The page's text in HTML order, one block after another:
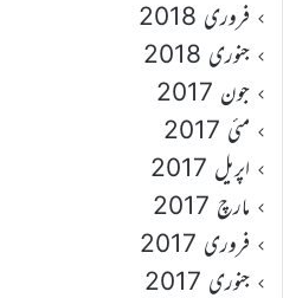
فروری 2018
جنوری 2018
جون 2017
مئی 2017
اپریل 2017
مارچ 2017
فروری 2017
جنوری 2017